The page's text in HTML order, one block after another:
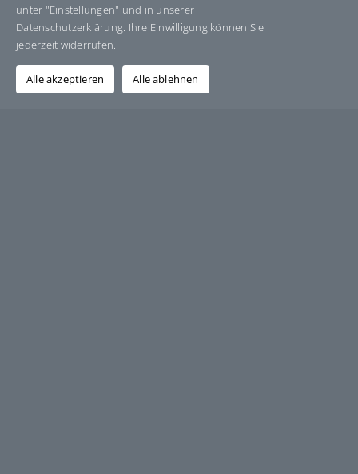
Über den Autor:Grafik-Design-Jutta-Sucker
unter "Einstellungen" und in unserer
Datenschutzerklärung. Ihre Einwilligung können Sie
jederzeit widerrufen.
Alle akzeptieren Alle ablehnen